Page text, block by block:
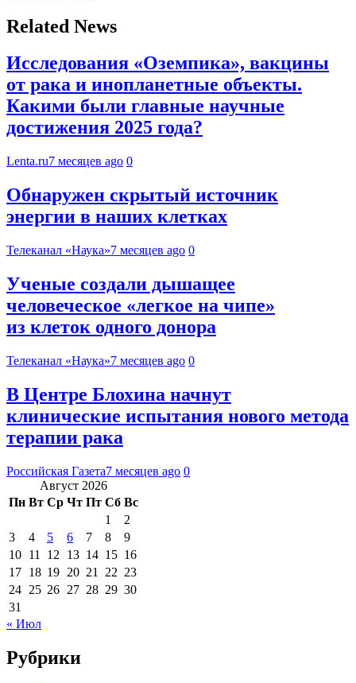
Related News
Исследования «Оземпика», вакцины
от рака и инопланетные объекты.
Какими были главные научные
достижения 2025 года?
Lenta.ru7 месяцев ago 0
Обнаружен скрытый источник
энергии в наших клетках
Телеканал «Наука»7 месяцев ago 0
Ученые создали дышащее
человеческое «легкое на чипе»
из клеток одного донора
Телеканал «Наука»7 месяцев ago 0
В Центре Блохина начнут
клинические испытания нового метода
терапии рака
Российская Газета7 месяцев ago 0
Август 2026
Пн Вт Ср Чт Пт Сб Вс
1
2
3
4 5 6 7 8
9
10 11 12 13 14 15 16
17 18 19 20 21 22 23
24 25 26 27 28 29 30
31
« Июл
Рубрики